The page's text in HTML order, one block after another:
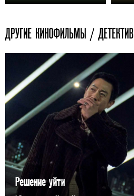
ДРУГИЕ КИНОФИЛЬМЫ / ДЕТЕКТИВ
Решение уйти